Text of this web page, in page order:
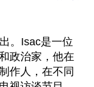
。Isac是一位
政治家，他在
作人，在不同